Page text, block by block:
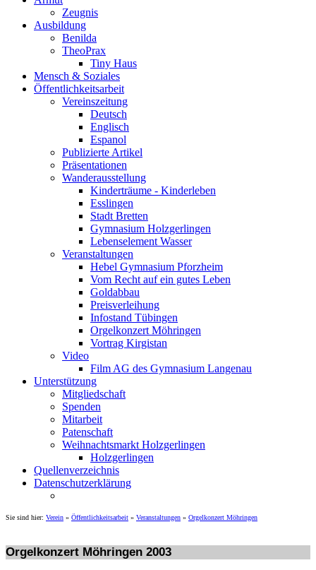
Zeugnis
Ausbildung
Benilda
TheoPrax
Tiny Haus
Mensch & Soziales
Öffentlichkeitsarbeit
Vereinszeitung
Deutsch
Englisch
Espanol
Publizierte Artikel
Präsentationen
Wanderausstellung
Kinderträume - Kinderleben
Esslingen
Stadt Bretten
Gymnasium Holzgerlingen
Lebenselement Wasser
Veranstaltungen
Hebel Gymnasium Pforzheim
Vom Recht auf ein gutes Leben
Goldabbau
Preisverleihung
Infostand Tübingen
Orgelkonzert Möhringen
Vortrag Kirgistan
Video
Film AG des Gymnasium Langenau
Unterstützung
Mitgliedschaft
Spenden
Mitarbeit
Patenschaft
Weihnachtsmarkt Holzgerlingen
Holzgerlingen
Quellenverzeichnis
Datenschutzerklärung
Sie sind hier: Verein » Öffentlichkeitsarbeit » Veranstaltungen » Orgelkonzert Möhringen
Orgelkonzert Möhringen 2003